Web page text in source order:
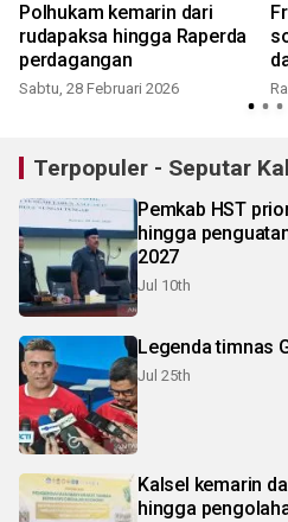
Polhukam kemarin dari
rudapaksa hingga Raperda
perdagangan
Sabtu, 28 Februari 2026
Terpopuler - Seputar
Pemkab HST
hingga
2027
Jul 10th
Legenda timnas
Jul 25th
Kalsel kemarin dari pertanian
hingga